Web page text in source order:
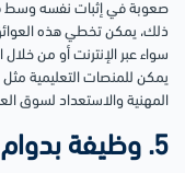
صعوبة في إثبات نفسه وسط
ذلك، يمكن تخطي هذه
سواء عبر الإنترنت أو من
يمكن للمنصات التعليمية
المهنية والاستعداد لسوق
5. وظيفة بدوام جزئي